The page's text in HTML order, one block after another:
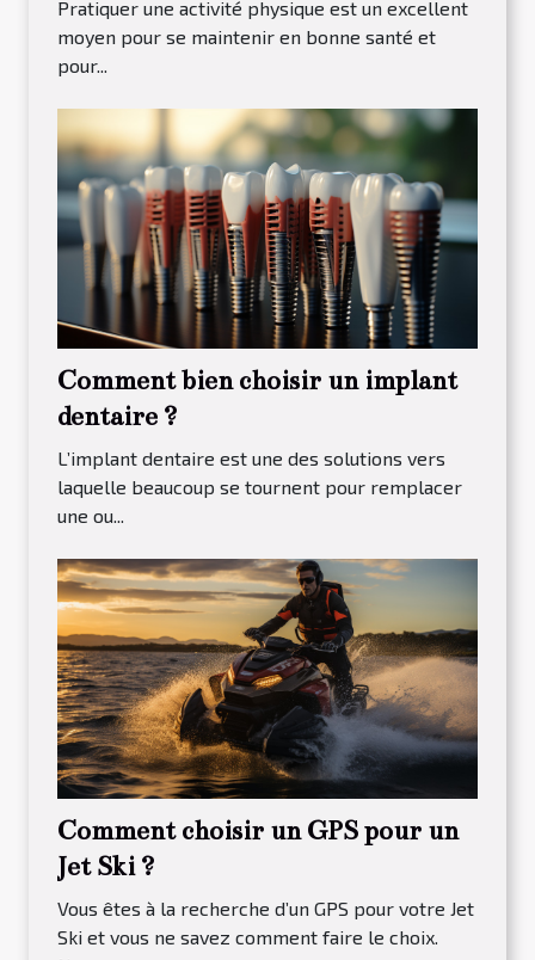
Pratiquer une activité physique est un excellent
moyen pour se maintenir en bonne santé et
pour...
Comment bien choisir un implant
dentaire ?
L’implant dentaire est une des solutions vers
laquelle beaucoup se tournent pour remplacer
une ou...
Comment choisir un GPS pour un
Jet Ski ?
Vous êtes à la recherche d’un GPS pour votre Jet
Ski et vous ne savez comment faire le choix.